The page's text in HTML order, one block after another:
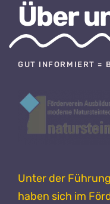
Über
GUT INFORMIERT =
Unter der
haben sich im